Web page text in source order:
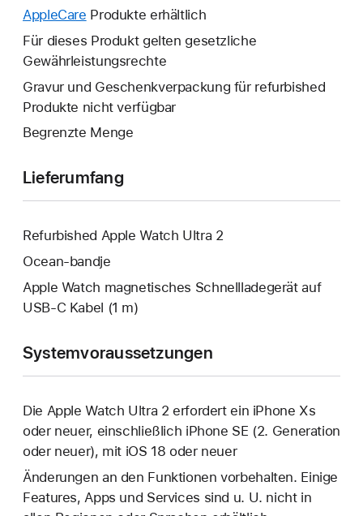
geöffnet.
neues
wird
geöffnet.
AppleCare Ein
neues
Fenster
geöffnet.
Produkte erhältlich
Für dieses Produkt gelten gesetzliche
Gewährleistungsrechte
Gravur und Geschenkverpackung für refurbished
Produkte nicht verfügbar
Begrenzte Menge
Lieferumfang
Refurbished Apple Watch Ultra 2
Ocean‑bandje
Apple Watch magnetisches Schnellladegerät auf
USB‑C Kabel (1 m)
Systemvoraussetzungen
Die Apple Watch Ultra 2 erfordert ein iPhone Xs
oder neuer, einschließlich iPhone SE (2. Generation
oder neuer), mit iOS 18 oder neuer
Änderungen an den Funktionen vorbehalten. Einige
Features, Apps und Services sind u. U. nicht in